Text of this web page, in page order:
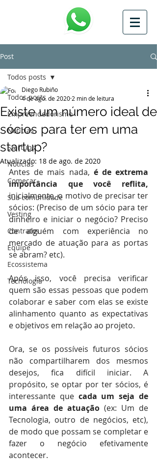
Post
Todos posts
Empreendedorismo
Notícias
Startups
Notícias
Começar
Sua comunidade
Vesting
Contratos
Equipe
Ecossistema
Tecnologia
Todos posts
Existe um número ideal de
sócios para ter em uma
startup?
Diego Rubiño
4 de ago. de 2020 2 min de leitura
Atualizado: 18 de ago. de 2020
Antes de mais nada, é de extrema
importância que você reflita,
inicialmente, o motivo de precisar ter
sócios: (Preciso de um sócio para ter
dinheiro e iniciar o negócio? Preciso
de alguém com experiência no
mercado de atuação para as portas
se abram? etc).
⠀
Após isso, você precisa verificar
quem são essas pessoas que podem
colaborar e saber com elas se existe
alinhamento quanto as expectativas
e objetivos em relação ao projeto.⠀
Ora, se os possíveis futuros sócios
não compartilharem dos mesmos
desejos, fica difícil iniciar. A
propósito, se optar por ter sócios, é
interessante que cada um seja de
uma área de atuação (ex: Um de
Tecnologia, outro de negócios, etc),
de modo que possam se completar e
fazer o negócio efetivamente
acontecer.⠀⠀